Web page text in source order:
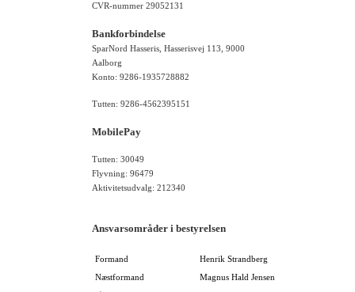
CVR-nummer 29052131
Bankforbindelse
SparNord Hasseris, Hasserisvej 113, 9000
Aalborg
Konto: 9286-1935728882
Tutten: 9286-4562395151
MobilePay
Tutten: 30049
Flyvning: 96479
Aktivitetsudvalg: 212340
Ansvarsområder i bestyrelsen
Formand Henrik Strandberg
Næstformand Magnus Hald Jensen